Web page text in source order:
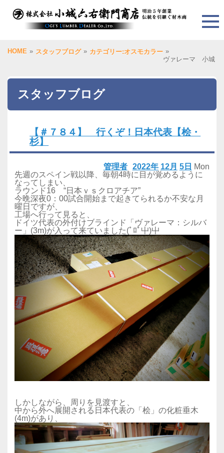
HOME » スタッフブログ » カテゴリー:オスモカラー »
ヴァレーマ 小城
スタッフブログ
【＃７８４】 行くぞ！日本代表【桧・
杉】
2022年 12月 5日 Mon
管理者
先週のスペイン戦以降、毎朝4時に目が覚めるように
なってしまい、
ラウンド16 “日本ｖｓクロアチア”
今晩深夜0：00試合開始まで起きてられるか不安な月
曜日ですが、
工場へ行って見ると、
ドイツ代表の外付けブラインド「ヴァレーマ：シルバ
ー」(3m)が入って来ていました(ﾟﾛﾟ屮)屮
しかしながら、周りを見渡すと、
中から外へ展開される日本代表の「桧」の化粧垂木
(4m)があり、